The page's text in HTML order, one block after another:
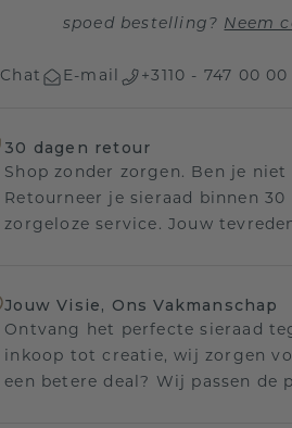
spoed bestelling? Neem
Chat E-mail +3110 - 747 00 00
30 dagen retour
Shop zonder zorgen. Ben je
Retourneer je sieraad binnen 30
zorgeloze service. Jouw
Jouw Visie, Ons Vakmanschap
Ontvang het perfecte sieraad
inkoop tot creatie, wij zorgen
een betere deal? Wij passen de